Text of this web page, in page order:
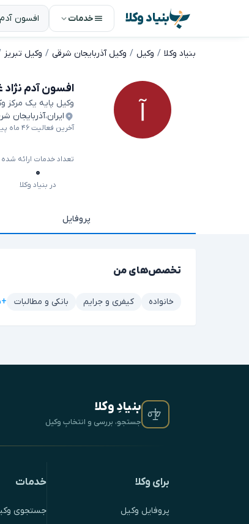
بنیاد وکلا خدمات
بنیاد وکلا وکیل وکیل آذربایجان شرقی وکیل تبریز
افسون آدم نژاد
وکیل پایه یک مرکز
ایران،آذربایجان
آخرین فعالیت ۴۶ ماه پیش
تعداد خدمات ارائه شده
۰
در بنیاد وکلا
پروفایل
تخصص‌های من
خانواده کیفری و جرایم بانکی و مطالبات +۵ مورد دیگر
بنیادِ وکلا
جستجو، بررسی و انتخابِ وکیل
برای وکلا
پروفایل وکیل
خدمات
جستجوی